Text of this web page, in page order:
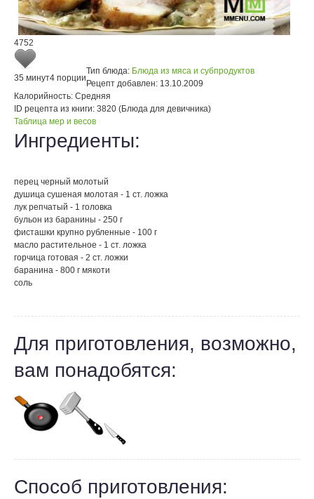
4752
35 минут4 порции
Тип блюда: Блюда из мяса и субпродуктов
Рецепт добавлен: 13.10.2009
Калорийность: Средняя
ID рецепта из книги: 3820 (Блюда для девичника)
Таблица мер и весов
Ингредиенты:
перец черный молотый
душица сушеная молотая - 1 ст. ложка
лук репчатый - 1 головка
бульон из баранины - 250 г
фисташки крупно рубленные - 100 г
масло растительное - 1 ст. ложка
горчица готовая - 2 ст. ложки
баранина - 800 г мякоти
соль
Для приготовления, возможно,
вам понадобятся:
Способ приготовления: